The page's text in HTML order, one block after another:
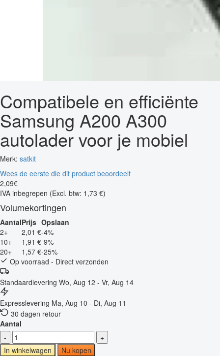
Compatibele en efficiënte
Samsung A200 A300
autolader voor je mobiel
Merk: satkit
Wees de eerste die dit product beoordeelt
2,09€
IVA inbegrepen (Excl. btw: 1,73 €)
Volumekortingen
AantalPrijs Opslaan
2+
2,01 €-4%
10+
1,91 €-9%
20+
1,57 €-25%
Op voorraad - Direct verzonden
Standaardlevering Wo, Aug 12 - Vr, Aug 14
Expresslevering Ma, Aug 10 - Di, Aug 11
30 dagen retour
Aantal
-
+
In winkelwagen
Nu kopen